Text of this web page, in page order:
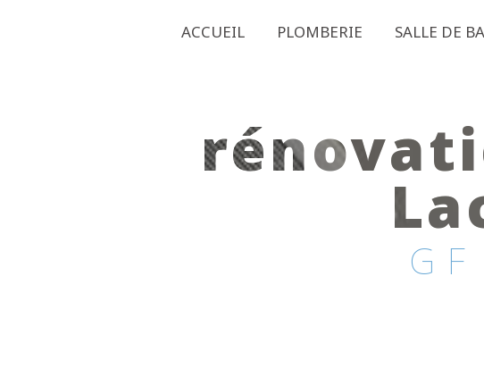
ACCUEIL PLOMBERIE SALLE DE